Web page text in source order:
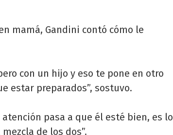
mamá, Gandini contó cómo le
con un hijo y eso te pone en otro
estar preparados”, sostuvo.
pasa a que él esté bien, es lo
de los dos”.